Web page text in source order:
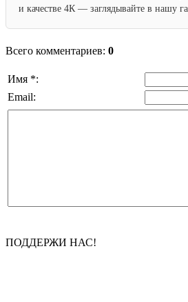
и качестве 4К — заглядывайте в нашу
Всего комментариев: 0
Имя *:
Email:
ПОДДЕРЖИ НАС!